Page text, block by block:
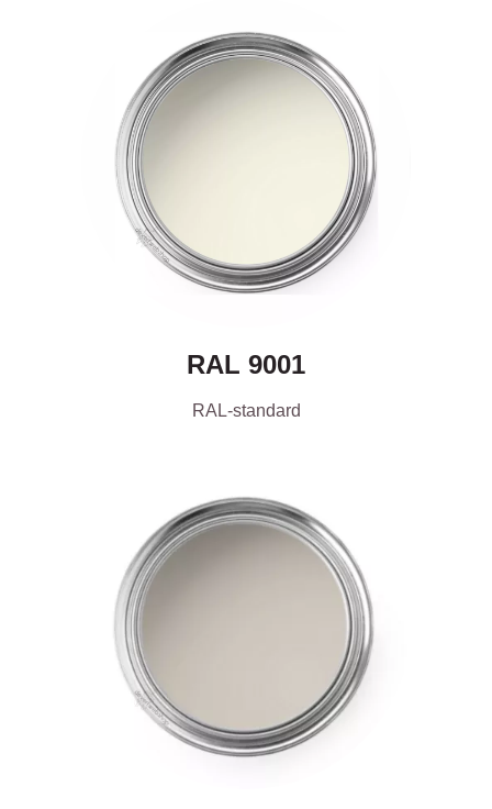
RAL 9001
RAL-standard